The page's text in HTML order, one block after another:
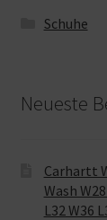
Schuhe
Neueste
Carhartt
Wash
L32 W36